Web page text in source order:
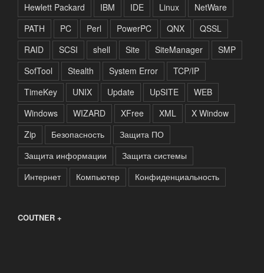
Hewlett Packard
IBM IDE Linux
NetWare
PATH
PC Perl PowerPC QNX
QSSL
RAID
SCSI shell Site SiteManager
SMP
SofTool
Stealth System Error
TCP/IP
TimeKey
UNIX Update UpSITE
WEB
Windows
WIZARD XFree XML
X Window
Zip
Безопасность
Защита ПО
Защита информации
Защита системы
Интернет
Компьютер Конфиденциальность
COUTNER +